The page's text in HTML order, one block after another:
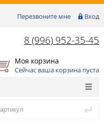
Перезвоните мне Вход
8 (996) 952-35-45
Моя корзина
Сейчас ваша корзина пуста